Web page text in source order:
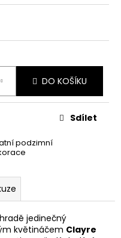
DO KOŠÍKU
podzimní
Sdílet
jedinečný
květináčem Clayre